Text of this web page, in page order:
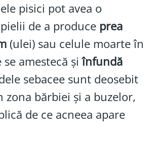
pisici pot avea o
de a produce prea
(ulei) sau celule moarte în
se amestecă șiînfundă
sebacee sunt deosebit
zona bărbiei și a buzelor,
de ce acneea apare